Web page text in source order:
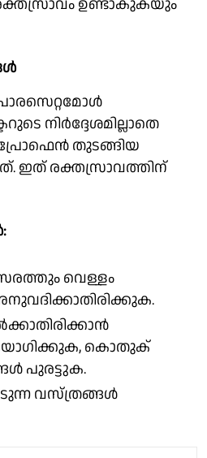
ഉണ്ടാകുകയും
നിർദ്ദേശമില്ലാതെ
തുടങ്ങിയ
ഇത് രക്തസ്രാവത്തിന്
വെള്ളം
കൊതുക്
പുരട്ടുക.
വസ്ത്രങ്ങൾ